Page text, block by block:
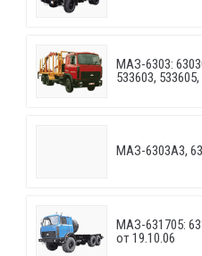
МАЗ-6303:
533603,
МАЗ-6303A3,
МАЗ-631705:
от 19.10.06